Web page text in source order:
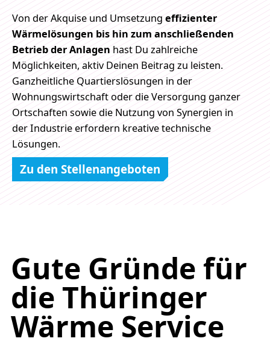
Von der Akquise und Umsetzungeffizienter
Wärmelösungen bis hin zum anschließenden
Betrieb der Anlagenhast Du zahlreiche
Möglichkeiten, aktiv Deinen Beitrag zu leisten.
Ganzheitliche Quartierslösungen in der
Wohnungswirtschaft oder die Versorgung ganzer
Ortschaften sowie die Nutzung von Synergien in
der Industrie erfordern kreative technische
Lösungen.
Zu den Stellenangeboten
Gute Gründe für
die Thüringer
Wärme Service